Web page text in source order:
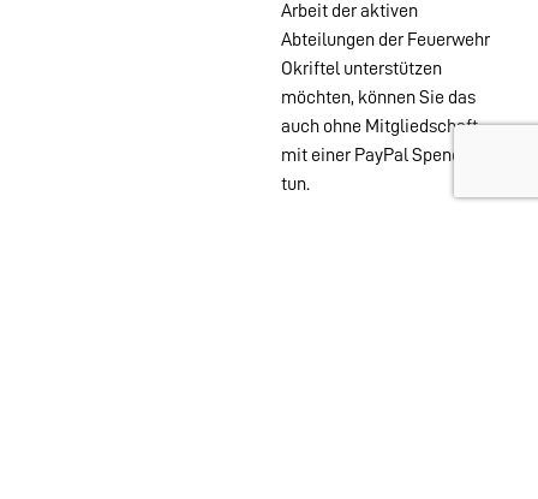
Arbeit der aktiven
Abteilungen der Feuerwehr
Okriftel unterstützen
möchten, können Sie das
auch ohne Mitgliedschaft
mit einer PayPal Spende
tun.